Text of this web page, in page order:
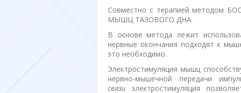
Совместно с терапией методом
МЫШЦ ТАЗОВОГО ДНА.
В основе метода лежит
нервные окончания подходят к
это необходимо.
Электростимуляция мышц
нервно-мышечной передачи
связи электростимуляция